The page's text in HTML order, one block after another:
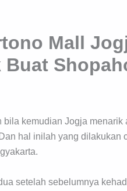
Mall
Buat
kemudian Jogja
hal inilah yang dilakukan
setelah sebelumnya